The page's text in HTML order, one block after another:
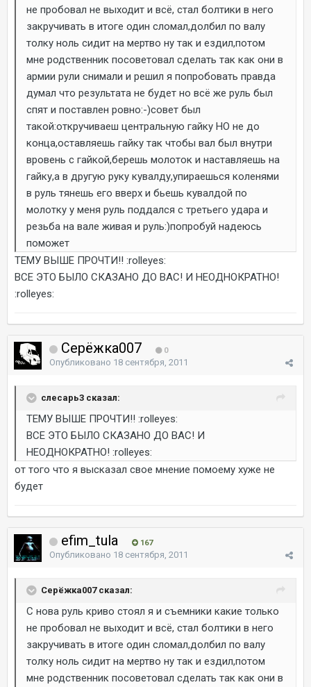
не пробовал не выходит и всё, стал болтики в него
закручивать в итоге один сломал,долбил по валу
толку ноль сидит на мертво ну так и ездил,потом
мне родственник посоветовал сделать так как они в
армии рули снимали и решил я попробовать правда
думал что результата не будет но всё же руль был
спят и поставлен ровно:-)совет был
такой:откручиваеш центральную гайку НО не до
конца,оставляешь гайку так чтобы вал был внутри
вровень с гайкой,берешь молоток и наставляешь на
гайку,а в другую руку кувалду,упираешься коленями
в руль тянешь его вверх и бьешь кувалдой по
молотку у меня руль поддался с третьего удара и
резьба на вале живая и руль:)попробуй надеюсь
поможет
ТЕМУ ВЫШЕ ПРОЧТИ!! :rolleyes:
ВСЕ ЭТО БЫЛО СКАЗАНО ДО ВАС! И НЕОДНОКРАТНО!
:rolleyes:
Серёжка007 0
Опубликовано 18 сентября, 2011
слесарь3 сказал:
ТЕМУ ВЫШЕ ПРОЧТИ!! :rolleyes:
ВСЕ ЭТО БЫЛО СКАЗАНО ДО ВАС! И
НЕОДНОКРАТНО! :rolleyes:
от того что я высказал свое мнение помоему хуже не
будет
efim_tula 167
Опубликовано 18 сентября, 2011
Серёжка007 сказал:
С нова руль криво стоял я и съемники какие только
не пробовал не выходит и всё, стал болтики в него
закручивать в итоге один сломал,долбил по валу
толку ноль сидит на мертво ну так и ездил,потом
мне родственник посоветовал сделать так как они в